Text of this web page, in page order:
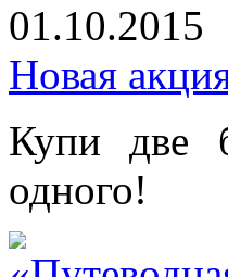
01.10.2015
Новая
Купи две
одного!